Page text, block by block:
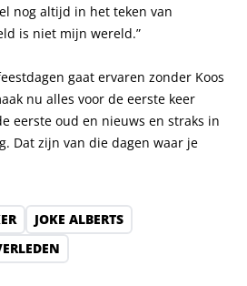
nog altijd in het teken van
is niet mijn wereld.”
gaat ervaren zonder Koos
nu alles voor de eerste keer
eerste oud en nieuws en straks in
Dat zijn van die dagen waar je
JOKE ALBERTS